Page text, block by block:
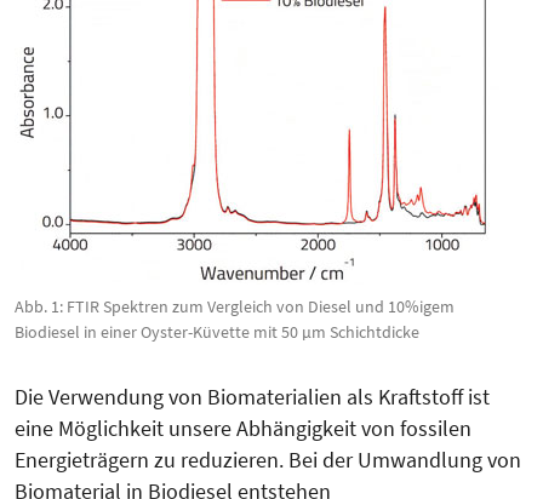
Abb. 1: FTIR Spektren zum Vergleich von Diesel und 10%igem
Biodiesel in einer Oyster-Küvette mit 50 µm Schichtdicke
Die Verwendung von Biomaterialien als Kraftstoff ist
eine Möglichkeit un­sere Abhängigkeit von fossilen
Energieträgern zu reduzieren. Bei der Umwandlung von
Biomaterial in Biodiesel entstehen